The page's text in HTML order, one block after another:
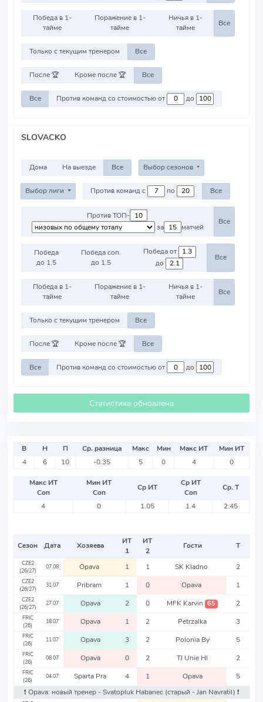
Победа в 1-
тайме
Поражение в 1-
тайме
Ничья в 1-
тайме
Все
Только с текущим тренером Все
После 🏆 Кроме после 🏆 Все
Все Против команд со стоимостью от до
SLOVACKO
Дома На выезде Все Выбор сезонов
Выбор лиги Против команд с по Все
Против ТОП-
за
матчей
Все
Победа
до 1.5
Победа соп.
до 1.5
Победа от
до
Все
Победа в 1-
тайме
Поражение в 1-
тайме
Ничья в 1-
тайме
Все
Только с текущим тренером Все
После 🏆 Кроме после 🏆 Все
Все Против команд со стоимостью от до
Статистика обновлена
В Н П Ср. разница Макс Мин Макс ИТ
Мин ИТ
4
6 10 -0.35 5 0 4 0
Макс ИТ
Соп
Мин ИТ
Соп
Ср ИТ
Ср ИТ
Соп
Ср. Т
4
0 1.05 1.4 2.45
Сезон Дата Хозяева
ИТ
1
ИТ
2
Гости Т
CZE2
(26/27)
07.08 Opava 1 1 SK Kladno 2
CZE2
(26/27)
31.07 Pribram 1 0 Opava 1
CZE2
(26/27)
27.07 Opava 2 0 MFK Karvin 65 2
FRIC
(26)
18.07 Opava 1 2 Petrzalka 3
FRIC
(26)
11.07 Opava 3 2 Polonia By 5
FRIC
(26)
08.07 Opava 0 2 TJ Unie Hl 2
FRIC
(26)
04.07 Sparta Pra 4 1 Opava
5
❗️ Opava: новый тренер - Svatopluk Habanec (старый - Jan Navratil) ❗️